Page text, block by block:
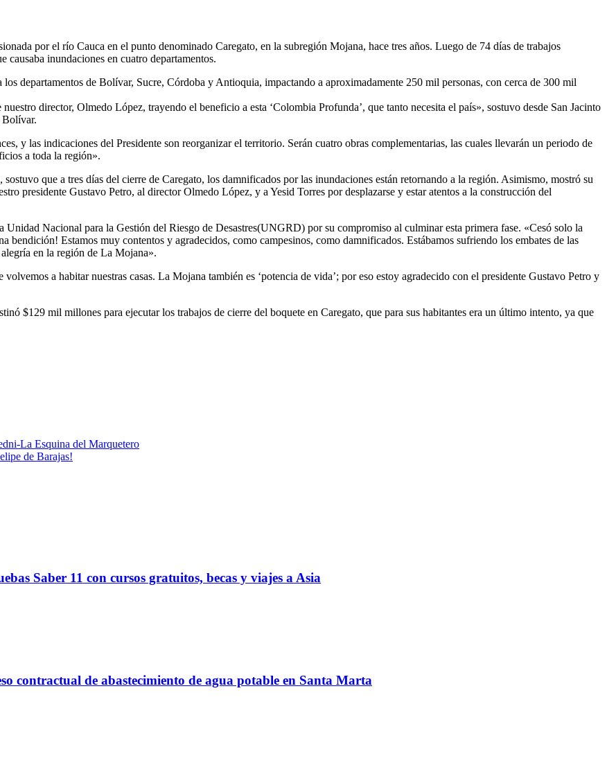
por el río Cauca en el punto denominado Caregato, en la subregión Mojana, hace tres años. Luego de 74 días de trabajos
inundaciones en cuatro departamentos.
departamentos de Bolívar, Sucre, Córdoba y Antioquia, impactando a aproximadamente 250 mil personas, con cerca de 300 mil
director, Olmedo López, trayendo el beneficio a esta ‘Colombia Profunda’, que tanto necesita el país», sostuvo desde San Jacinto
Bolívar.
y las indicaciones del Presidente son reorganizar el territorio. Serán cuatro obras complementarias, las cuales llevarán un periodo de
a toda la región».
que a tres días del cierre de Caregato, los damnificados por las inundaciones están retornando a la región. Asimismo, mostró su
presidente Gustavo Petro, al director Olmedo López, y a Yesid Torres por desplazarse y estar atentos a la construcción del
Nacional para la Gestión del Riesgo de Desastres(UNGRD) por su compromiso al culminar esta primera fase. «Cesó solo la
bendición! Estamos muy contentos y agradecidos, como campesinos, como damnificados. Estábamos sufriendo los embates de las
en la región de La Mojana».
a habitar nuestras casas. La Mojana también es ‘potencia de vida’; por eso estoy agradecido con el presidente Gustavo Petro y
$129 mil millones para ejecutar los trabajos de cierre del boquete en Caregato, que para sus habitantes era un último intento, ya que
La Esquina del Marquetero
de Barajas!
Saber 11 con cursos gratuitos, becas y viajes a Asia
contractual de abastecimiento de agua potable en Santa Marta